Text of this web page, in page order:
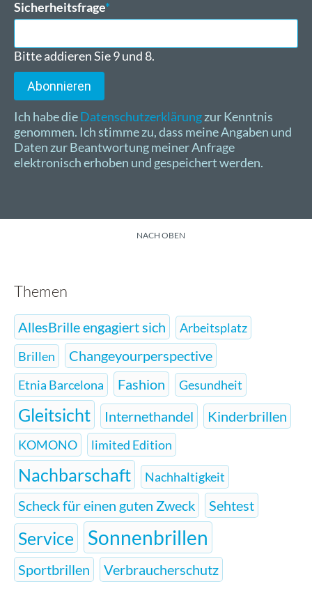
Pflichtfeld
Sicherheitsfrage*
Bitte addieren Sie 9 und 8.
Abonnieren
Ich habe dieDatenschutzerklärungzur Kenntnis
genommen. Ich stimme zu, dass meine Angaben und
Daten zur Beantwortung meiner Anfrage
elektronisch erhoben und gespeichert werden.
NACH OBEN
Themen
AllesBrille engagiert sich
Arbeitsplatz
Brillen
Changeyourperspective
Etnia Barcelona Fashion Gesundheit
Gleitsicht Internethandel Kinderbrillen
KOMONO limited Edition
Nachbarschaft Nachhaltigkeit
Scheck für einen guten Zweck Sehtest
Service Sonnenbrillen
Sportbrillen Verbraucherschutz